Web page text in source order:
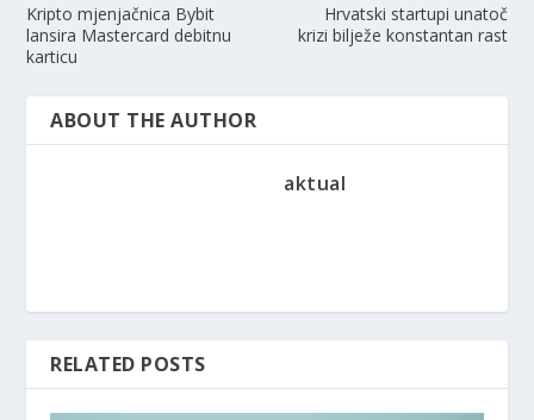
Kripto mjenjačnica Bybit
lansira Mastercard debitnu
karticu
Hrvatski startupi unatoč
krizi bilježe konstantan rast
ABOUT THE AUTHOR
aktual
RELATED POSTS